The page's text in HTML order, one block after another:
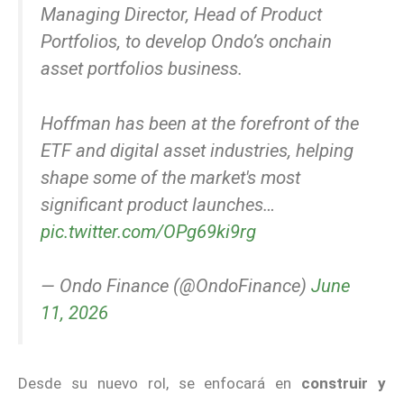
Managing Director, Head of Product
Portfolios, to develop Ondo’s onchain
asset portfolios business.
Hoffman has been at the forefront of the
ETF and digital asset industries, helping
shape some of the market's most
significant product launches…
pic.twitter.com/OPg69ki9rg
— Ondo Finance (@OndoFinance) June
11, 2026
Desde su nuevo rol, se enfocará en construir y